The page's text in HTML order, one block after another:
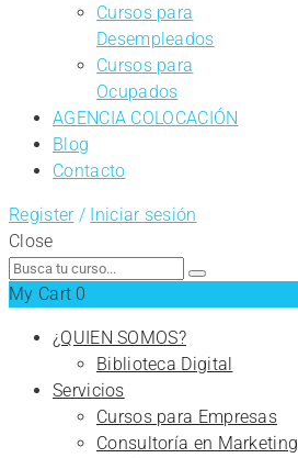
Cursos para
Desempleados
Cursos para
Ocupados
AGENCIA COLOCACIÓN
Blog
Contacto
Register/ Iniciar sesión
Close
Search
for:
My Cart 0
¿QUIEN SOMOS?
Biblioteca Digital
Servicios
Cursos para Empresas
Consultoría en Marketing